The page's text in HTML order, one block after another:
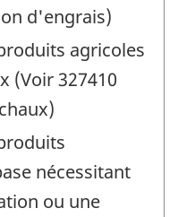
d'engrais)
agricoles
(Voir 327410
nécessitant
ou une